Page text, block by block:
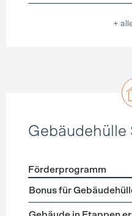
+
Gebäudehülle
Förderprogramme
Förderprogramm
Bonus für